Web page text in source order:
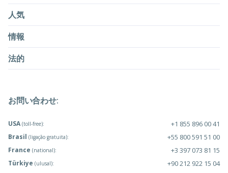
人気
情報
法的
お問い合わせ:
USA (toll-free): +1 855 896 00 41
Brasil (ligação gratuita): +55 800 591 51 00
France (national): +3 397 073 81 15
Türkiye (ulusal): +90 212 922 15 04